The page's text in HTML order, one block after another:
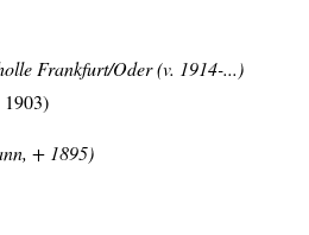
Frankfurt/Oder (v. 1914-...)
+ 1895)